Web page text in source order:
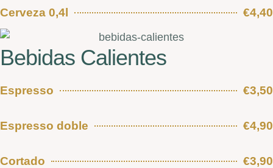
Cerveza 0,4l €4,40
Bebidas Calientes
Espresso €3,50
Espresso doble €4,90
Cortado €3,90